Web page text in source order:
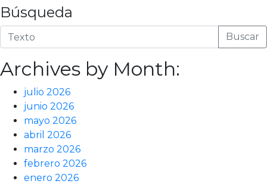
Búsqueda
Buscar
Archives by Month:
julio 2026
junio 2026
mayo 2026
abril 2026
marzo 2026
febrero 2026
enero 2026